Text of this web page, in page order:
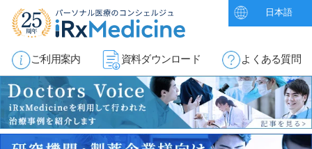
日本語
ご利用案内 資料ダウンロード よくある質問